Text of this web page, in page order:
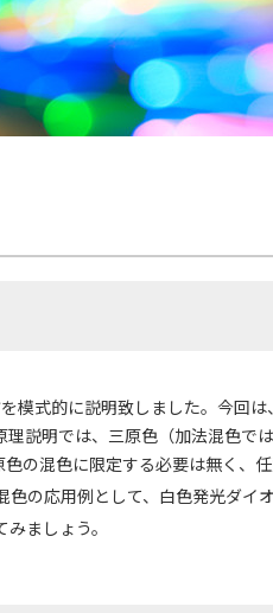
模式的に説明致しました。今回
説明では、三原色（加法混色で
の混色に限定する必要は無く、
色の応用例として、白色発光ダイ
ましょう。